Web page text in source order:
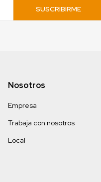
SUSCRIBIRME
Nosotros
Empresa
Trabaja con nosotros
Local